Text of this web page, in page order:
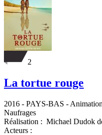
2
La tortue rouge
2016 - PAYS-BAS -
Naufrages
Réalisation : Michael Dudok
Acteurs :